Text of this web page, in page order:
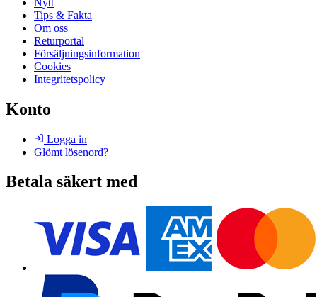
Information
Nytt
Tips & Fakta
Om oss
Returportal
Cookies
Integritetspolicy
Konto
Logga in
Betala säkert med